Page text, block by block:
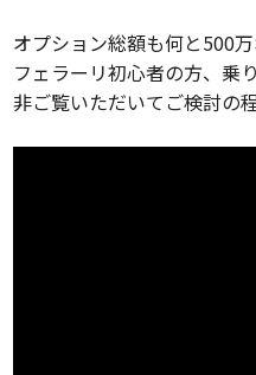
オプション総額も何と500
フェラーリ初心者の方、乗
非ご覧いただいてご検討の